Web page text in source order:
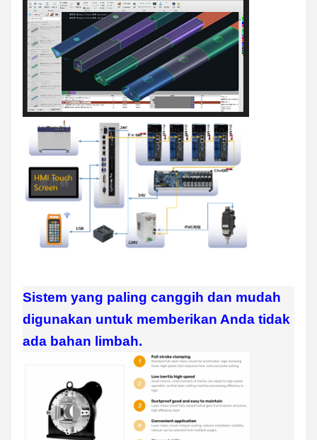
Sistem yang paling canggih dan mudah
digunakan untuk memberikan Anda tidak
ada bahan limbah.